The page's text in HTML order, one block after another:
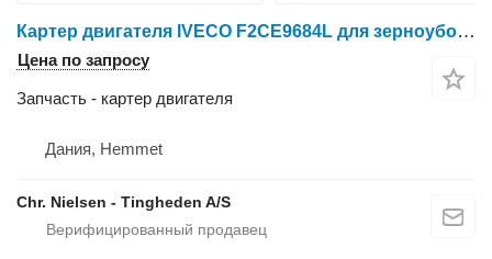
Картер двигателя IVECO F2CE9684L для зерноуборочного комбайна Case IH 7010
Цена по запросу
Запчасть - картер двигателя
Дания, Hemmet
Chr. Nielsen - Tingheden A/S